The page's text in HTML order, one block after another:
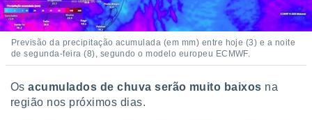
Previsão da precipitação acumulada (em mm) entre hoje (3) e a noite
de segunda-feira (8), segundo o modelo europeu ECMWF.
Osacumulados de chuvaserão muito baixos na
região nos próximos dias.